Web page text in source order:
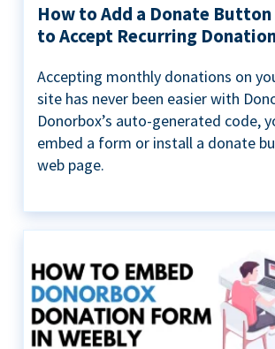
How to Add a Donate Button
to Accept Recurring
Accepting monthly donations on
site has never been easier with
Donorbox’s auto-generated code,
embed a form or install a donate
web page.